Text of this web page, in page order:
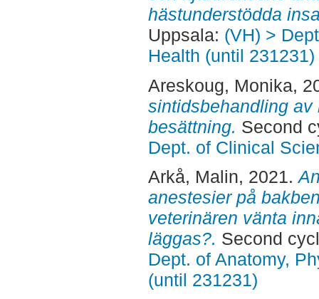
hästunderstödda
Uppsala: (VH) >
Health (until 231231)
Areskoug, Monika,
sintidsbehandling
besättning. Second
Dept. of Clinical
Arkå, Malin, 2021.
anestesier på
veterinären vänta
läggas?. Second
Dept. of Anatomy,
(until 231231)